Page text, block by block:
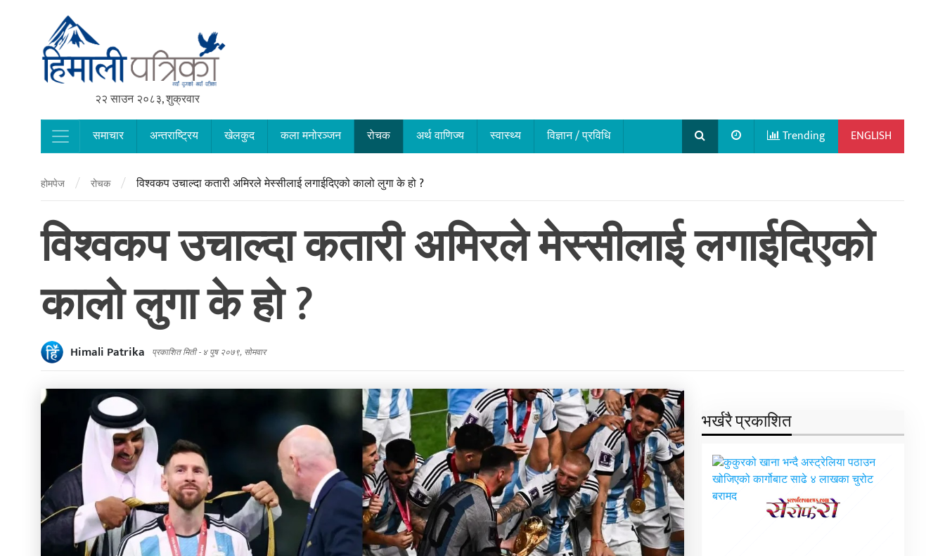
२२ साउन २०८३, शुक्रवार
Main Navigation
समाचार अन्तराष्ट्रिय खेलकुद कला मनोरञ्जन रोचक अर्थ वाणिज्य स्वास्थ्य विज्ञान / प्रविधि Trending ENGLISH
होमपेज / रोचक / विश्वकप उचाल्दा कतारी अमिरले मेस्सीलाई लगाईदिएको कालो लुगा के हो ?
विश्वकप उचाल्दा कतारी अमिरले मेस्सीलाई लगाईदिएको
कालो लुगा के हो ?
Himali Patrika प्रकाशित मिती - ४ पुष २०७९, सोमवार
भर्खरै प्रकाशित